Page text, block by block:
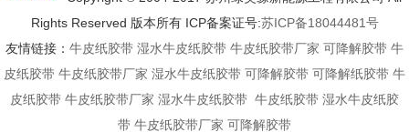
Rights Reserved 版本所有 ICP备案证号:苏ICP备18044481号
友情链接： 牛皮纸胶带 湿水牛皮纸胶带 牛皮纸胶带厂家 可降解胶带 牛
皮纸胶带 牛皮纸胶带厂家 湿水牛皮纸胶带 可降解胶带 可降解纸胶带 牛
皮纸胶带 牛皮纸胶带厂家 湿水牛皮纸胶带 牛皮纸胶带 湿水牛皮纸胶
带 牛皮纸胶带厂家 可降解胶带